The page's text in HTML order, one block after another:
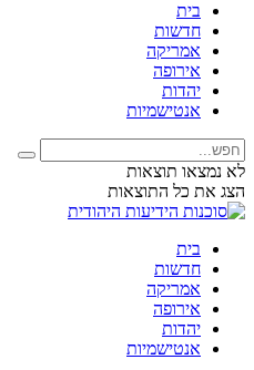
בית
חדשות
אמריקה
אירופה
יהדות
אנטישמיות
לא נמצאו תוצאות
הצג את כל התוצאות
בית
חדשות
אמריקה
אירופה
יהדות
אנטישמיות